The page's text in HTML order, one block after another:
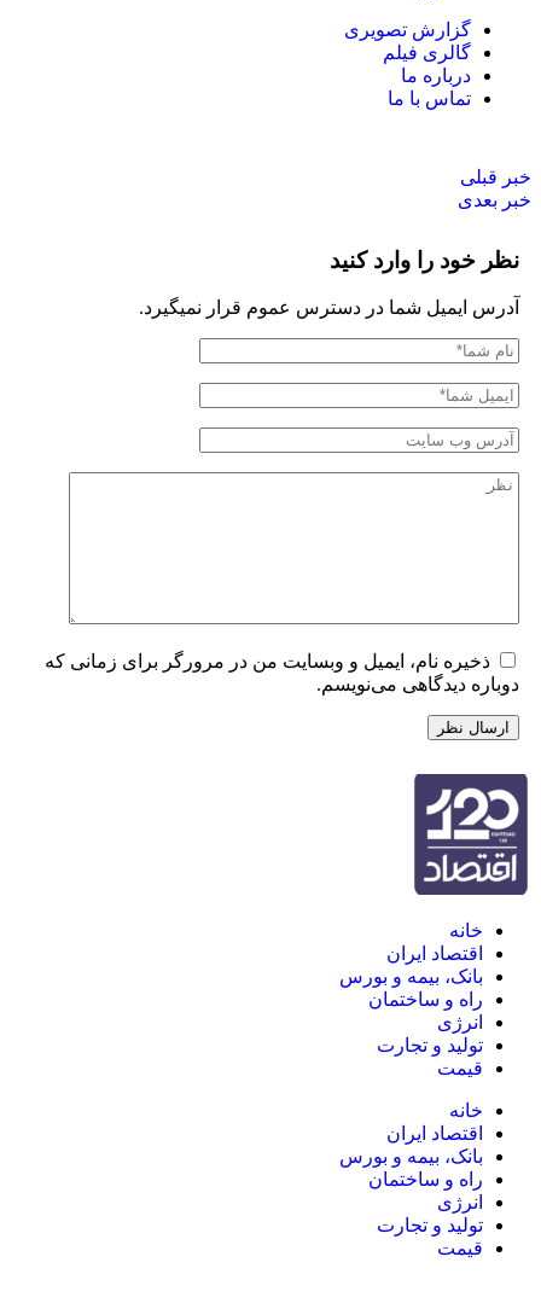
گزارش تصویری
گالری فیلم
درباره ما
تماس با ما
خبر قبلی
خبر بعدی
نظر خود را وارد کنید
آدرس ایمیل شما در دسترس عموم قرار نمیگیرد.
ذخیره نام، ایمیل و وبسایت من در مرورگر برای زمانی که
دوباره دیدگاهی می‌نویسم.
خانه
اقتصاد ایران
بانک، بیمه و بورس
راه و ساختمان
انرژی
تولید و تجارت
قیمت
خانه
اقتصاد ایران
بانک، بیمه و بورس
راه و ساختمان
انرژی
تولید و تجارت
قیمت